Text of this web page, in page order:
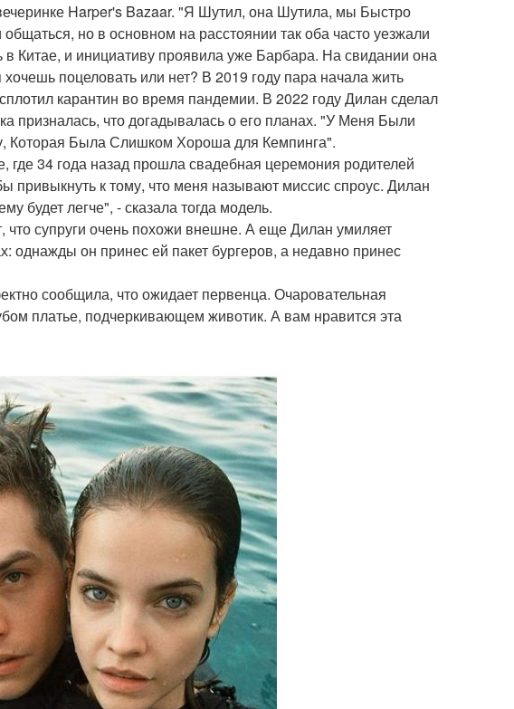
Harper's Bazaar. "Я Шутил, она Шутила, мы Быстро
но в основном на расстоянии так оба часто уезжали
Китае, и инициативу проявила уже Барбара. На свидании она
поцеловать или нет? В 2019 году пара начала жить
карантин во время пандемии. В 2022 году Дилан сделал
призналась, что догадывалась о его планах. "У Меня Были
Которая Была Слишком Хороша для Кемпинга".
где 34 года назад прошла свадебная церемония родителей
привыкнуть к тому, что меня называют миссис спроус. Дилан
будет легче", - сказала тогда модель.
супруги очень похожи внешне. А еще Дилан умиляет
однажды он принес ей пакет бургеров, а недавно принес
сообщила, что ожидает первенца. Очаровательная
платье, подчеркивающем животик. А вам нравится эта